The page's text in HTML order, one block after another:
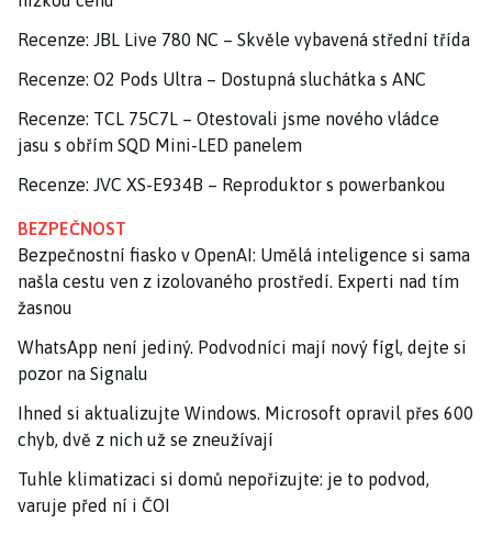
Recenze: JBL Live 780 NC – Skvěle vybavená střední třída
Recenze: O2 Pods Ultra – Dostupná sluchátka s ANC
Recenze: TCL 75C7L – Otestovali jsme nového vládce
jasu s obřím SQD Mini-LED panelem
Recenze: JVC XS-E934B – Reproduktor s powerbankou
BEZPEČNOST
Bezpečnostní fiasko v OpenAI: Umělá inteligence si sama
našla cestu ven z izolovaného prostředí. Experti nad tím
žasnou
WhatsApp není jediný. Podvodníci mají nový fígl, dejte si
pozor na Signalu
Ihned si aktualizujte Windows. Microsoft opravil přes 600
chyb, dvě z nich už se zneužívají
Tuhle klimatizaci si domů nepořizujte: je to podvod,
varuje před ní i ČOI